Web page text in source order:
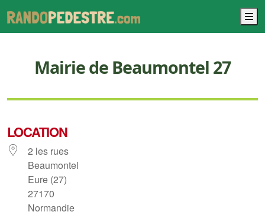
Mairie de Beaumontel 27
LOCATION
2 les rues
Beaumontel
Eure (27)
27170
Normandie